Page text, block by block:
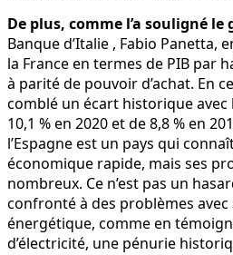
De plus, comme l’a souligné
Banque d’Italie , Fabio Panetta,
la France en termes de PIB par
à parité de pouvoir d’achat. En
comblé un écart historique avec
10,1 % en 2020 et de 8,8 % en
l’Espagne est un pays qui
économique rapide, mais ses
nombreux. Ce n’est pas un
confronté à des problèmes avec
énergétique, comme en
d’électricité, une pénurie